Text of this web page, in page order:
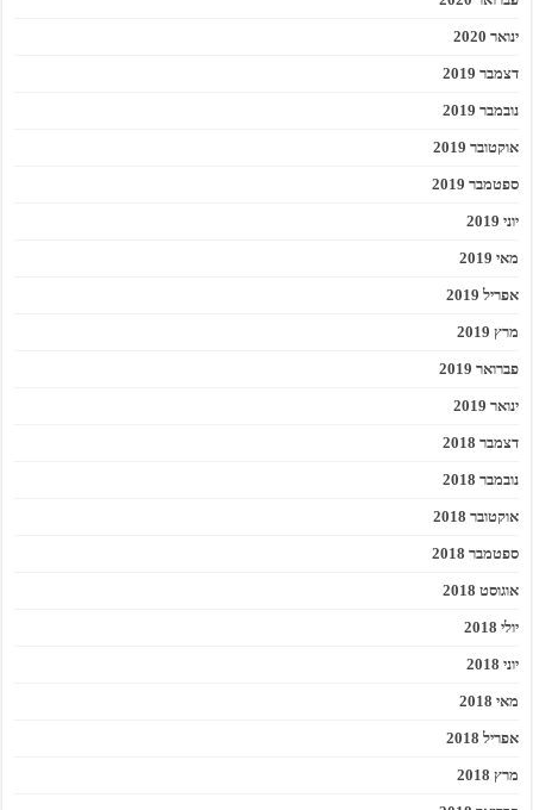
ינואר 2020
דצמבר 2019
נובמבר 2019
אוקטובר 2019
ספטמבר 2019
יוני 2019
מאי 2019
אפריל 2019
מרץ 2019
פברואר 2019
ינואר 2019
דצמבר 2018
נובמבר 2018
אוקטובר 2018
ספטמבר 2018
אוגוסט 2018
יולי 2018
יוני 2018
מאי 2018
אפריל 2018
מרץ 2018